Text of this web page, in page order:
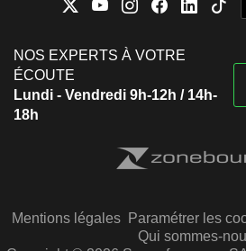
NOS EXPERTS À VOTRE
ÉCOUTE
Lundi - Vendredi 9h-12h / 14h-
18h
Mentions légales Paramétrer les
Qui sommes-